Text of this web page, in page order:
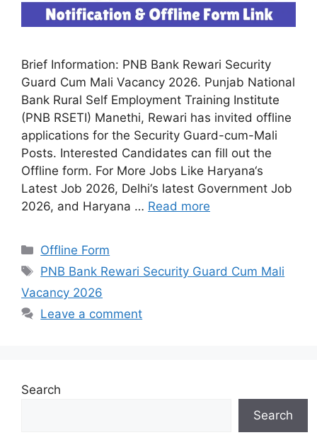
Brief Information: PNB Bank Rewari Security
Guard Cum Mali Vacancy 2026. Punjab National
Bank Rural Self Employment Training Institute
(PNB RSETI) Manethi, Rewari has invited offline
applications for the Security Guard-cum-Mali
Posts. Interested Candidates can fill out the
Offline form. For More Jobs Like Haryana‘s
Latest Job 2026, Delhi‘s latest Government Job
2026, and Haryana … Read more
Categories
Offline Form
Tags
PNB Bank Rewari Security Guard Cum Mali
Vacancy 2026
Leave a comment
Search
Search